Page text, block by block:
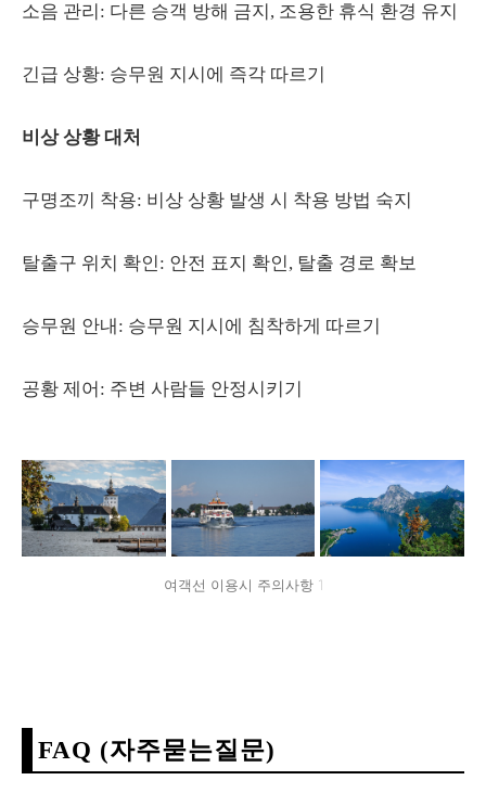
소음 관리: 다른 승객 방해 금지, 조용한 휴식 환경 유지
긴급 상황: 승무원 지시에 즉각 따르기
비상 상황 대처
구명조끼 착용: 비상 상황 발생 시 착용 방법 숙지
탈출구 위치 확인: 안전 표지 확인, 탈출 경로 확보
승무원 안내: 승무원 지시에 침착하게 따르기
공황 제어: 주변 사람들 안정시키기
여객선 이용시 주의사항 1
FAQ (자주묻는질문)